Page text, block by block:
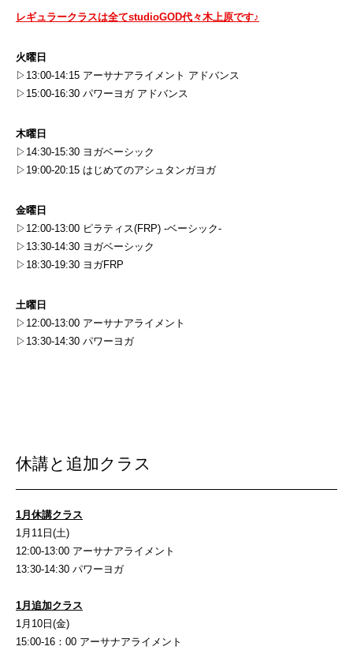
レギュラークラスは全てstudioGOD代々木上原です♪
火曜日
▷13:00-14:15 アーサナアライメント アドバンス
▷15:00-16:30 パワーヨガ アドバンス
木曜日
▷14:30-15:30 ヨガベーシック
▷19:00-20:15 はじめてのアシュタンガヨガ
金曜日
▷12:00-13:00 ピラティス(FRP) -ベーシック-
▷13:30-14:30 ヨガベーシック
▷18:30-19:30 ヨガFRP
土曜日
▷12:00-13:00 アーサナアライメント
▷13:30-14:30 パワーヨガ
休講と追加クラス
1月休講クラス
1月11日(土)
12:00-13:00 アーサナアライメント
13:30-14:30 パワーヨガ
1月追加クラス
1月10日(金)
15:00-16：00 ⁡ ⁡アーサナアライメント